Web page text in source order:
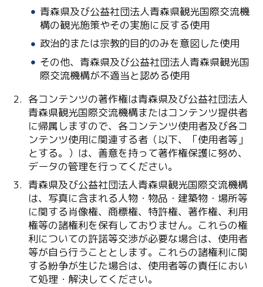
青森県及び公益社団法人青森県観光国際交流機
構の観光施策やその実施に反する使用
政治的または宗教的目的のみを意図した使用
その他、青森県及び公益社団法人青森県観光国
際交流機構が不適当と認める使用
各コンテンツの著作権は青森県及び公益社団法人
青森県観光国際交流機構またはコンテンツ提供者
に帰属しますので、各コンテンツ使用者及び各コ
ンテンツ使用に関連する者（以下、「使用者等」
とする。）は、善意を持って著作権保護に努め、
データの管理を行ってください。
青森県及び公益社団法人青森県観光国際交流機構
は、写真に含まれる人物・物品・建築物・場所等
に関する肖像権、商標権、特許権、著作権、利用
権等の諸権利を保有しておりません。これらの権
利についての許諾等交渉が必要な場合は、使用者
等が自ら行うこととします。これらの諸権利に関
する紛争が生じた場合は、使用者等の責任におい
て処理・解決してください。
Facebook
Line
Copy URL